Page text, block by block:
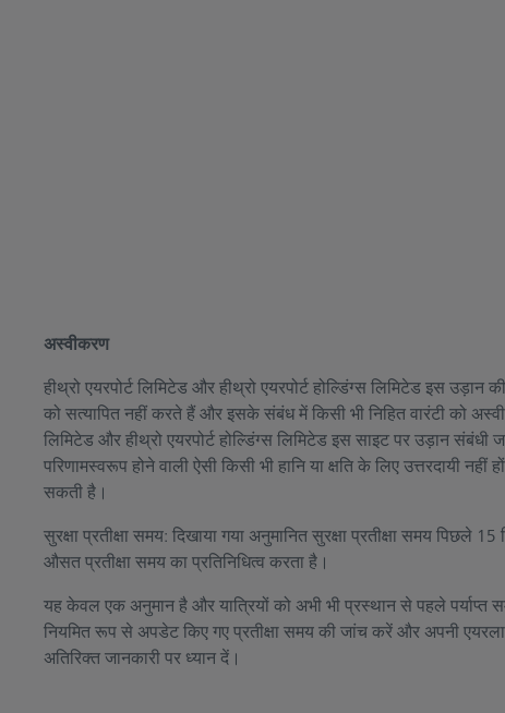
अस्वीकरण
हीथ्रो एयरपोर्ट लिमिटेड और हीथ्रो एयरपोर्ट होल्डिंग्स लिमिटेड इस उड़ान
को सत्यापित नहीं करते हैं और इसके संबंध में किसी भी निहित वारंटी को
लिमिटेड और हीथ्रो एयरपोर्ट होल्डिंग्स लिमिटेड इस साइट पर उड़ान संबंधी
परिणामस्वरूप होने वाली ऐसी किसी भी हानि या क्षति के लिए उत्तरदायी नहीं
सकती है।
सुरक्षा प्रतीक्षा समय: दिखाया गया अनुमानित सुरक्षा प्रतीक्षा समय पिछले
औसत प्रतीक्षा समय का प्रतिनिधित्व करता है।
यह केवल एक अनुमान है और यात्रियों को अभी भी प्रस्थान से पहले पर्याप्त
नियमित रूप से अपडेट किए गए प्रतीक्षा समय की जांच करें और अपनी
अतिरिक्त जानकारी पर ध्यान दें।